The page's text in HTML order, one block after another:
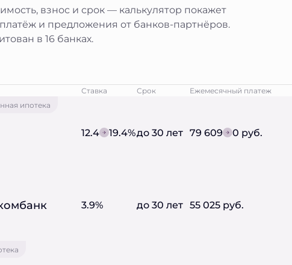
взнос и срок — калькулятор покажет
и предложения от банков-партнёров.
в 16 банках.
Ставка Срок
Ежемесячный платеж
ипотека
12.4 19.4%до 30 лет 79 609 0 руб.
3.9% до 30 лет 55 025 руб.